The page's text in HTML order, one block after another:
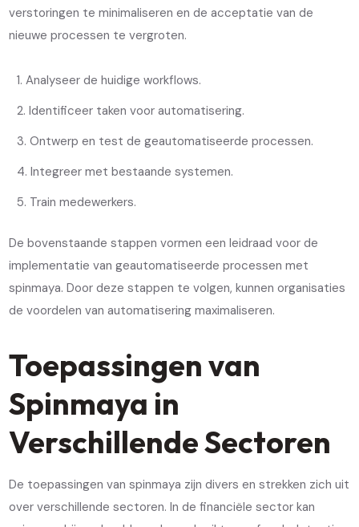
verstoringen te minimaliseren en de acceptatie van de
nieuwe processen te vergroten.
Analyseer de huidige workflows.
Identificeer taken voor automatisering.
Ontwerp en test de geautomatiseerde processen.
Integreer met bestaande systemen.
Train medewerkers.
De bovenstaande stappen vormen een leidraad voor de
implementatie van geautomatiseerde processen met
spinmaya. Door deze stappen te volgen, kunnen organisaties
de voordelen van automatisering maximaliseren.
Toepassingen van
Spinmaya in
Verschillende Sectoren
De toepassingen van spinmaya zijn divers en strekken zich uit
over verschillende sectoren. In de financiële sector kan